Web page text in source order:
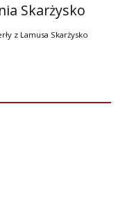
Skarżysko
z Lamusa Skarżysko